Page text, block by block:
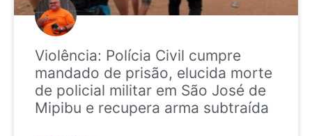
Violência: Polícia Civil cumpre
mandado de prisão, elucida morte
de policial militar em São José de
Mipibu e recupera arma subtraída